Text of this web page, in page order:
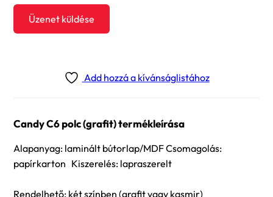
Üzenet küldése
Add hozzá a kívánságlistához
Candy C6 polc (grafit) termékleírása
Alapanyag: laminált bútorlap/MDF Csomagolás:
papírkarton Kiszerelés: lapraszerelt
Rendelhető: két színben (grafit vagy kasmir)